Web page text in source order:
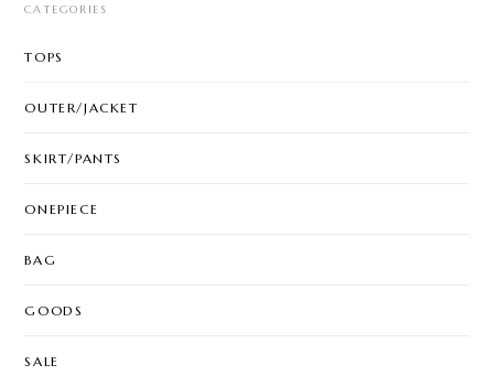
CATEGORIES
TOPS
OUTER/JACKET
SKIRT/PANTS
ONEPIECE
BAG
GOODS
SALE